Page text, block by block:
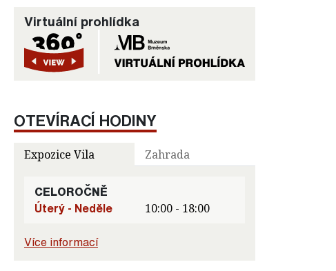
Virtuální prohlídka
OTEVÍRACÍ HODINY
Expozice Vila Zahrada
CELOROČNĚ
Úterý - Neděle
10:00 - 18:00
Více informací